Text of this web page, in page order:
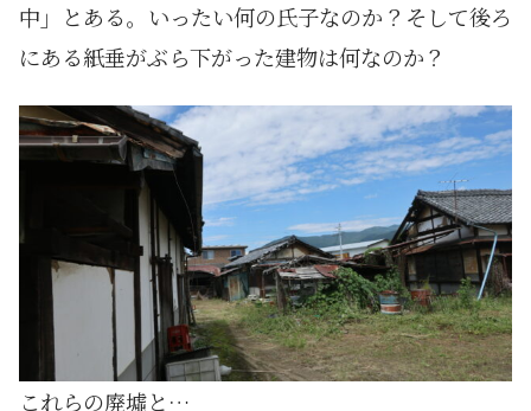
中」とある。いったい何の氏子なのか？そして後ろ
にある紙垂がぶら下がった建物は何なのか？
これらの廃墟と…